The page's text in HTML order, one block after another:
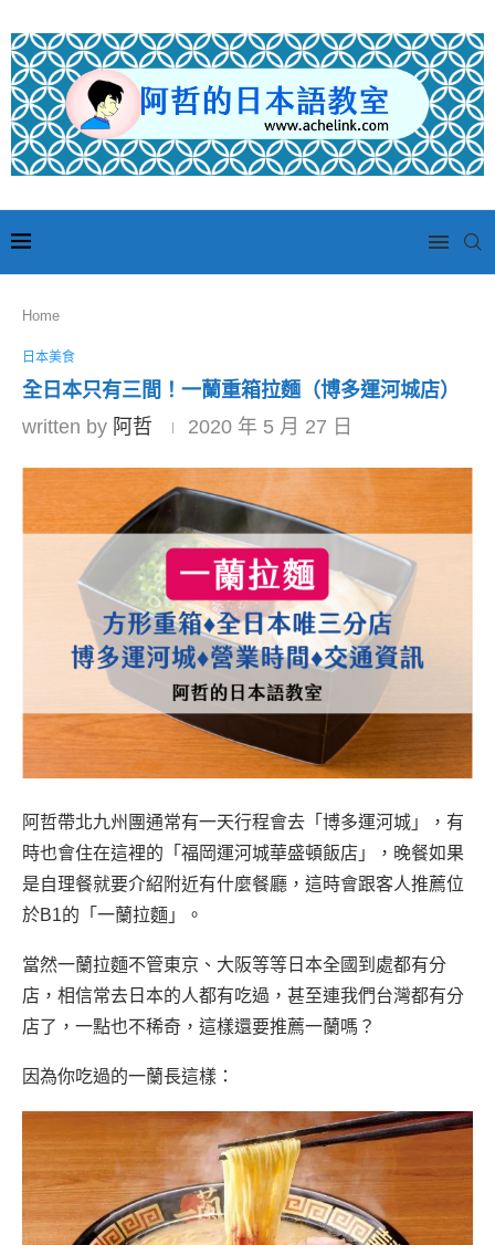
Home
日本美食
全日本只有三間！一蘭重箱拉麵（博多運河城店）
written by 阿哲 2020 年 5 月 27 日
阿哲帶北九州團通常有一天行程會去「博多運河城」，有
時也會住在這裡的「福岡運河城華盛頓飯店」，晚餐如果
是自理餐就要介紹附近有什麼餐廳，這時會跟客人推薦位
於B1的「一蘭拉麵」。
當然一蘭拉麵不管東京、大阪等等日本全國到處都有分
店，相信常去日本的人都有吃過，甚至連我們台灣都有分
店了，一點也不稀奇，這樣還要推薦一蘭嗎？
因為你吃過的一蘭長這樣：